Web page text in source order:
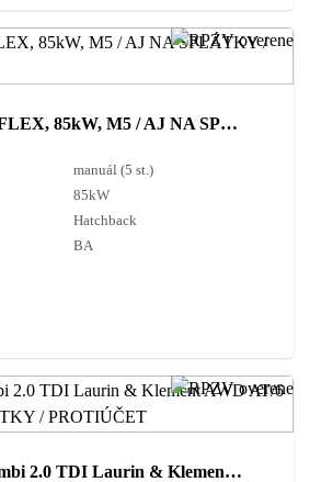
Opel Astra 1.6 ecoFLEX, 85kW, M5 / AJ NA SPLÁTKY / PROTIÚČET /
manuál (5 st.)
85kW
Hatchback
BA
Škoda Octavia Combi 2.0 TDI Laurin & Klement AWD AT/6 135kW / AJ NA SPLÁTKY / PROTIÚČET